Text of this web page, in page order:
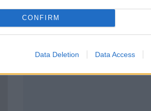
CONFIRM
Data Deletion Data Access